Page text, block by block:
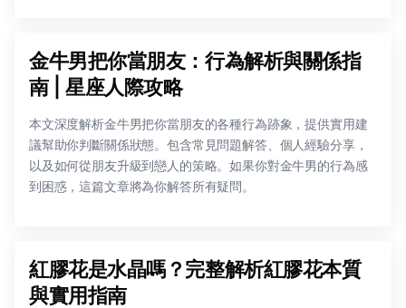
金牛男把你當朋友：行為解析與關係指
南 | 星座人際攻略
本文深度解析金牛男把你當朋友的各種行為跡象，提供實用建
議幫助你判斷關係狀態。包含常見問題解答、個人經驗分享，
以及如何從朋友升級到戀人的策略。如果你對金牛男的行為感
到困惑，這篇文章將為你解答所有疑問。
紅膠花是水晶嗎？完整解析紅膠花本質
與實用指南